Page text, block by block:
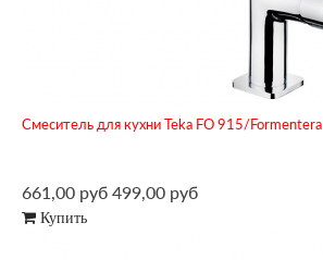
Смеситель для кухни Teka FO 915/Formentera
661,00 руб 499,00 руб
Купить